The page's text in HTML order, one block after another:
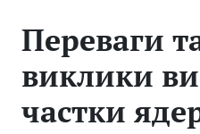
Переваги
виклики
частки